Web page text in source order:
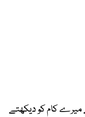
میرے کام کو دیکھتے